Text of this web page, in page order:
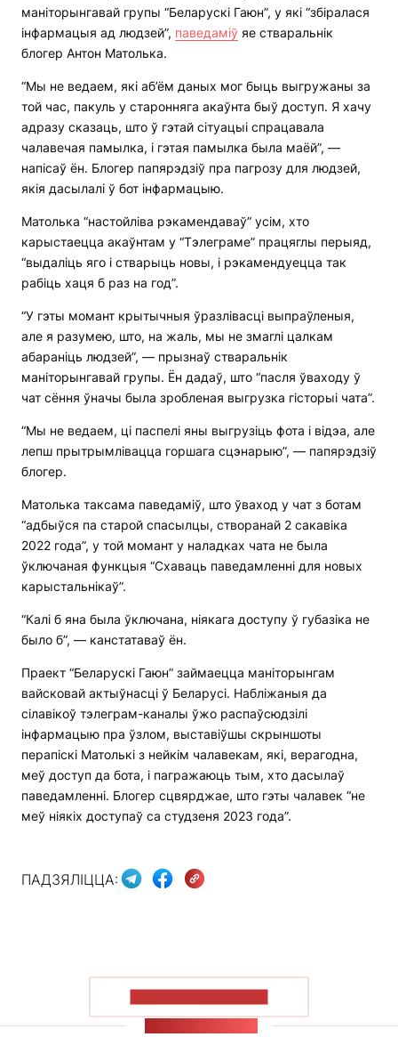
маніторынгавай групы “Беларускі Гаюн”, у які “збіралася
інфармацыя ад людзей”, паведаміў яе стваральнік
блогер Антон Матолька.
“Мы не ведаем, які аб’ём даных мог быць выгружаны за
той час, пакуль у старонняга акаўнта быў доступ. Я хачу
адразу сказаць, што ў гэтай сітуацыі спрацавала
чалавечая памылка, і гэтая памылка была маёй”, —
напісаў ён. Блогер папярэдзіў пра пагрозу для людзей,
якія дасылалі ў бот інфармацыю.
Матолька “настойліва рэкамендаваў” усім, хто
карыстаецца акаўнтам у “Тэлеграме” працяглы перыяд,
“выдаліць яго і стварыць новы, і рэкамендуецца так
рабіць хаця б раз на год”.
“У гэты момант крытычныя ўразлівасці выпраўленыя,
але я разумею, што, на жаль, мы не змаглі цалкам
абараніць людзей”, — прызнаў стваральнік
маніторынгавай групы. Ён дадаў, што “пасля ўваходу ў
чат сёння ўначы была зробленая выгрузка гісторыі чата”.
“Мы не ведаем, ці паспелі яны выгрузіць фота і відэа, але
лепш прытрымлівацца горшага сцэнарыю”, — папярэдзіў
блогер.
Матолька таксама паведаміў, што ўваход у чат з ботам
“адбыўся па старой спасылцы, створанай 2 сакавіка
2022 года”, у той момант у наладках чата не была
ўключаная функцыя “Схаваць паведамленні для новых
карыстальнікаў”.
“Калі б яна была ўключана, ніякага доступу ў губазіка не
было б”, — канстатаваў ён.
Праект “Беларускі Гаюн” займаецца маніторынгам
вайсковай актыўнасці ў Беларусі. Набліжаныя да
сілавікоў тэлеграм-каналы ўжо распаўсюдзілі
інфармацыю пра ўзлом, выставіўшы скрыншоты
перапіскі Матолькі з нейкім чалавекам, які, верагодна,
меў доступ да бота, і пагражаюць тым, хто дасылаў
паведамленні. Блогер сцвярджае, што гэты чалавек “не
меў ніякіх доступаў са студзеня 2023 года”.
ПАДЗЯЛІЦЦА: